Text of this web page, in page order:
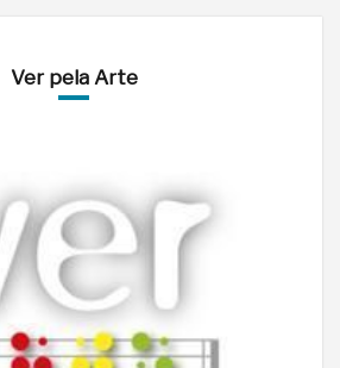
Ver pela Arte